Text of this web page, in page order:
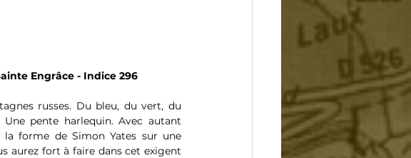
Engrâce - Indice 296
russes. Du bleu, du vert, du
pente harlequin. Avec autant
forme de Simon Yates sur une
aurez fort à faire dans cet exigent